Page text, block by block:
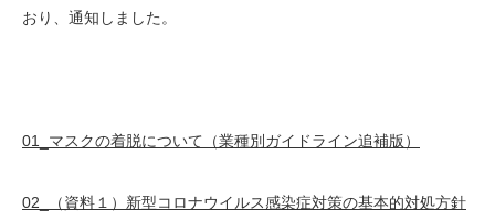
おり、通知しました。
01_マスクの着脱について（業種別ガイドライン追補版）
02_（資料１）新型コロナウイルス感染症対策の基本的対処方針